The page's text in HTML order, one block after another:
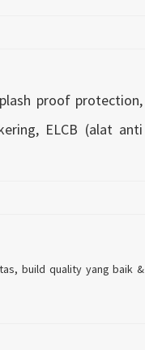
proof protection,
ELCB (alat anti
build quality yang baik &